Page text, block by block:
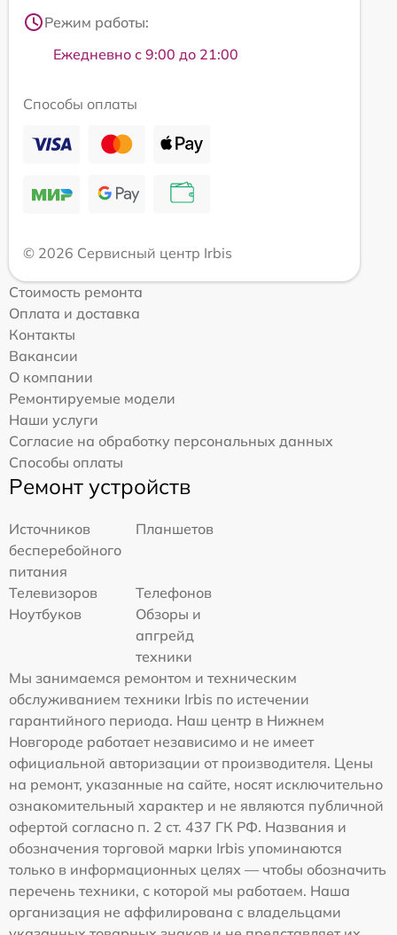
Режим работы:
Ежедневно с 9:00 до 21:00
Способы оплаты
© 2026 Сервисный центр Irbis
Стоимость ремонта
Оплата и доставка
Контакты
Вакансии
О компании
Ремонтируемые модели
Наши услуги
Согласие на обработку персональных данных
Способы оплаты
Ремонт устройств
Источников
бесперебойного
питания
Планшетов
Телевизоров
Телефонов
Ноутбуков
Обзоры и
апгрейд
техники
Мы занимаемся ремонтом и техническим
обслуживанием техники Irbis по истечении
гарантийного периода. Наш центр в Нижнем
Новгороде работает независимо и не имеет
официальной авторизации от производителя. Цены
на ремонт, указанные на сайте, носят исключительно
ознакомительный характер и не являются публичной
офертой согласно п. 2 ст. 437 ГК РФ. Названия и
обозначения торговой марки Irbis упоминаются
только в информационных целях — чтобы обозначить
перечень техники, с которой мы работаем. Наша
организация не аффилирована с владельцами